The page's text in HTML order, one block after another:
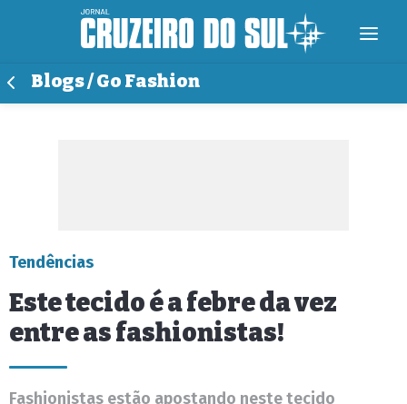
Blogs / Go Fashion
Tendências
Este tecido é a febre da vez
entre as fashionistas!
Fashionistas estão apostando neste tecido